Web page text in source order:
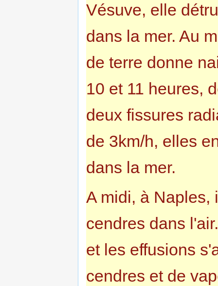
Vésuve, elle
dans la mer. Au
de terre donne
10 et 11 heures,
deux fissures
de 3km/h, elles
dans la mer.
A midi, à Naples,
cendres dans
et les effusions
cendres et de